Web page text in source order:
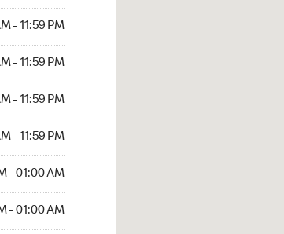
- 11:59 PM
- 11:59 PM
- 11:59 PM
- 11:59 PM
- 01:00 AM
- 01:00 AM